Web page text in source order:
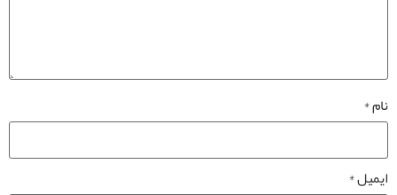
نام*
ایمیل*